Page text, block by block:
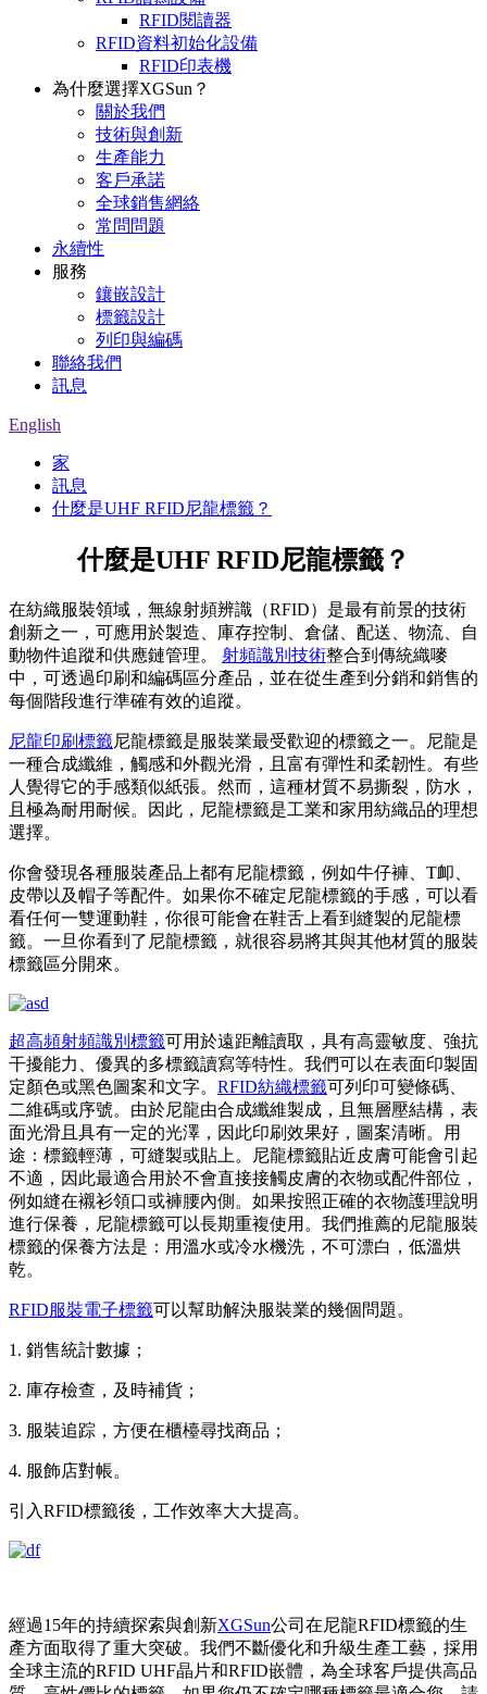
RFID閱讀器
RFID資料初始化設備
RFID印表機
為什麼選擇XGSun？
關於我們
技術與創新
生產能力
客戶承諾
全球銷售網絡
常問問題
永續性
服務
鑲嵌設計
標籤設計
列印與編碼
聯絡我們
訊息
English
家
訊息
什麼是UHF RFID尼龍標籤？
什麼是UHF RFID尼龍標籤？
在紡織服裝領域，無線射頻辨識（RFID）是最有前景的技術
創新之一，可應用於製造、庫存控制、倉儲、配送、物流、自
動物件追蹤和供應鏈管理。 射頻識別技術整合到傳統織嘜
中，可透過印刷和編碼區分產品，並在從生產到分銷和銷售的
每個階段進行準確有效的追蹤。
尼龍印刷標籤尼龍標籤是服裝業最受歡迎的標籤之一。尼龍是
一種合成纖維，觸感和外觀光滑，且富有彈性和柔韌性。有些
人覺得它的手感類似紙張。然而，這種材質不易撕裂，防水，
且極為耐用耐候。因此，尼龍標籤是工業和家用紡織品的理想
選擇。
你會發現各種服裝產品上都有尼龍標籤，例如牛仔褲、T卹、
皮帶以及帽子等配件。如果你不確定尼龍標籤的手感，可以看
看任何一雙運動鞋，你很可能會在鞋舌上看到縫製的尼龍標
籤。一旦你看到了尼龍標籤，就很容易將其與其他材質的服裝
標籤區分開來。
超高頻射頻識別標籤可用於遠距離讀取，具有高靈敏度、強抗
干擾能力、優異的多標籤讀寫等特性。我們可以在表面印製固
定顏色或黑色圖案和文字。 RFID紡織標籤可列印可變條碼、
二維碼或序號。由於尼龍由合成纖維製成，且無層壓結構，表
面光滑且具有一定的光澤，因此印刷效果好，圖案清晰。用
途：標籤輕薄，可縫製或貼上。尼龍標籤貼近皮膚可能會引起
不適，因此最適合用於不會直接接觸皮膚的衣物或配件部位，
例如縫在襯衫領口或褲腰內側。如果按照正確的衣物護理說明
進行保養，尼龍標籤可以長期重複使用。我們推薦的尼龍服裝
標籤的保養方法是：用溫水或冷水機洗，不可漂白，低溫烘
乾。
RFID服裝電子標籤可以幫助解決服裝業的幾個問題。
1. 銷售統計數據；
2. 庫存檢查，及時補貨；
3. 服裝追踪，方便在櫃檯尋找商品；
4. 服飾店對帳。
引入RFID標籤後，工作效率大大提高。
經過15年的持續探索與創新XGSun公司在尼龍RFID標籤的生
產方面取得了重大突破。我們不斷優化和升級生產工藝，採用
全球主流的RFID UHF晶片和RFID嵌體，為全球客戶提供高品